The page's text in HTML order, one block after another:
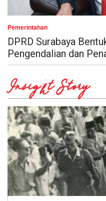
Pemerintahan
DPRD Surabaya
Pengendalian dan
Insight Story